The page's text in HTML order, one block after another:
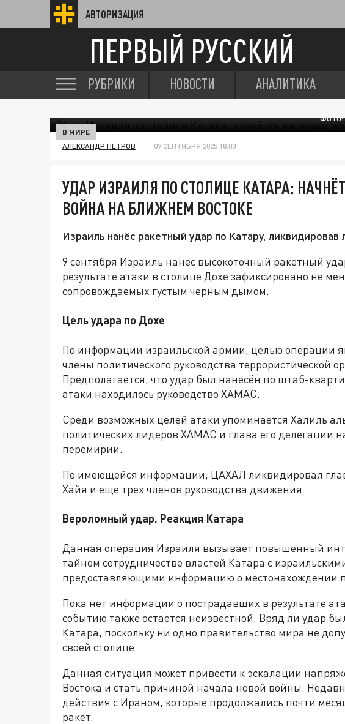
АВТОРИЗАЦИЯ
ПЕРВЫЙ РУССКИЙ
РУБРИКИ НОВОСТИ АНАЛИТИКА
ФОТО:
В МИРЕ
АЛЕКСАНДР ПЕТРОВ 09 СЕНТЯБРЯ 2025 18:00
УДАР ИЗРАИЛЯ ПО СТОЛИЦЕ КАТАРА:
ВОЙНА НА БЛИЖНЕМ ВОСТОКЕ
Израиль нанёс ракетный удар по Катару,
9 сентября Израиль нанес высокоточный ракетный
результате атаки в столице Дохе зафиксировано не
сопровождаемых густым черным дымом.
Цель удара по Дохе
По информации израильской армии, целью операции
члены политического руководства террористической
Предполагается, что удар был нанесён по штаб-
атаки находилось руководство ХАМАС.
Среди возможных целей атаки упоминается Халиль
политических лидеров ХАМАС и глава его делегации
перемирии.
По имеющейся информации, ЦАХАЛ ликвидировал
Хайя и еще трех членов руководства движения.
Вероломный удар. Реакция Катара
Данная операция Израиля вызывает повышенный
тайном сотрудничестве властей Катара с
предоставляющими информацию о местонахождении
Пока нет информации о пострадавших в результате
событию также остается неизвестной. Вряд ли удар
Катара, поскольку ни одно правительство мира не
своей столице.
Данная ситуация может привести к эскалации
Востока и стать причиной начала новой войны.
действия с Ираном, которые продолжались почти
ракет.